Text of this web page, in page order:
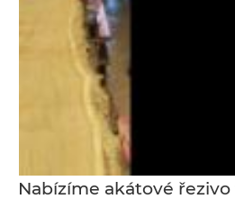
Nabízíme akátové řezivo